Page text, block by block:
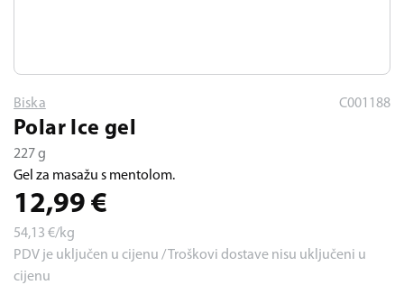
Biska C001188
Polar Ice gel
227 g
Gel za masažu s mentolom.
12,99 €
54,13 €/kg
PDV je uključen u cijenu / Troškovi dostave nisu uključeni u
cijenu